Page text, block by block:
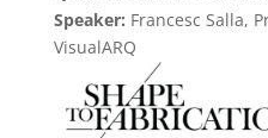
Speaker: Francesc Salla,
VisualARQ